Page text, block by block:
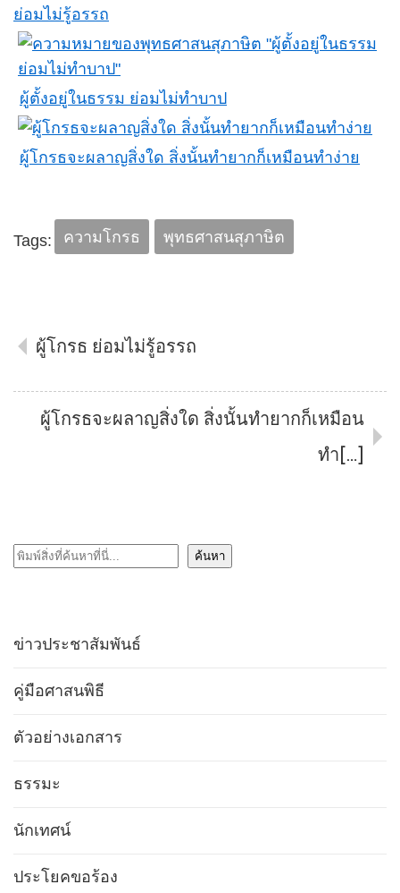
ย่อมไม่รู้อรรถ
ผู้ตั้งอยู่ในธรรม ย่อมไม่ทำบาป
ผู้โกรธจะผลาญสิ่งใด สิ่งนั้นทำยากก็เหมือนทำง่าย
Tags: ความโกรธ พุทธศาสนสุภาษิต
ผู้โกรธ ย่อมไม่รู้อรรถ
ผู้โกรธจะผลาญสิ่งใด สิ่งนั้นทำยากก็เหมือน
ทำ[…]
ค้นหา ค้นหา
ข่าวประชาสัมพันธ์
คู่มือศาสนพิธี
ตัวอย่างเอกสาร
ธรรมะ
นักเทศน์
ประโยคขอร้อง